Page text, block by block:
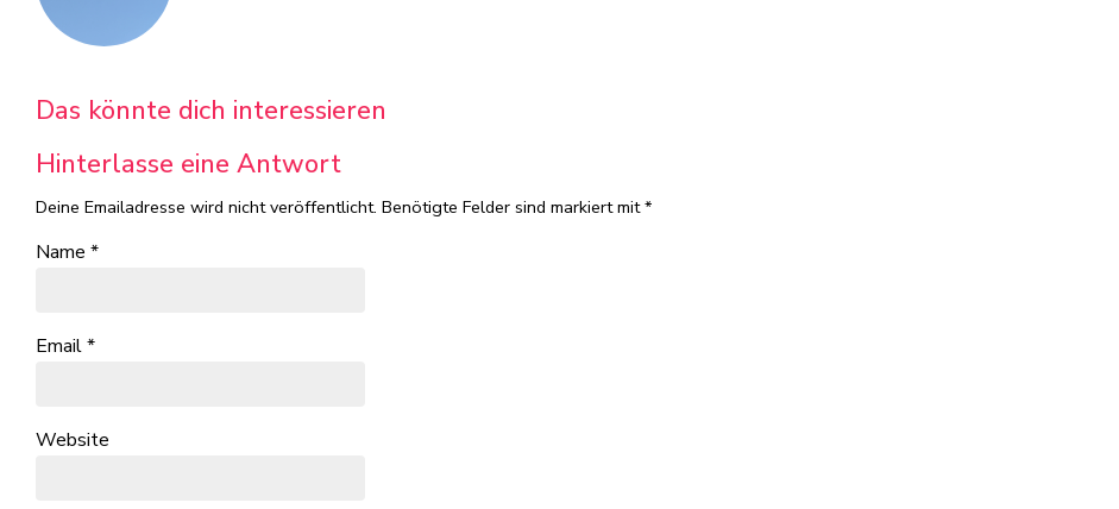
Das könnte dich interessieren
Hinterlasse eine Antwort
Deine Emailadresse wird nicht veröffentlicht. Benötigte Felder sind markiert mit*
Name *
Email*
Website